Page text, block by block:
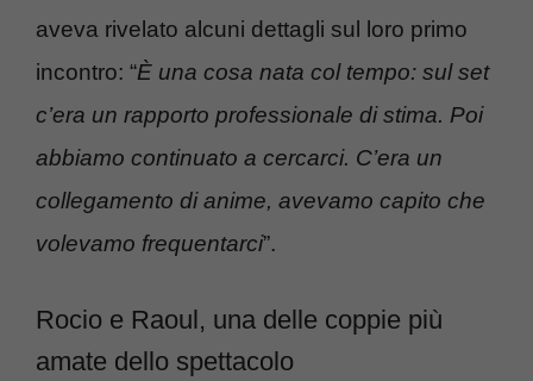
aveva rivelato alcuni dettagli sul loro primo
incontro: “È una cosa nata col tempo: sul set
c’era un rapporto professionale di stima. Poi
abbiamo continuato a cercarci. C’era un
collegamento di anime, avevamo capito che
volevamo frequentarci”.
Rocio e Raoul, una delle coppie più
amate dello spettacolo